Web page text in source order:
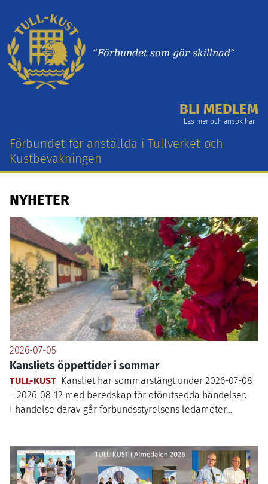
”Förbundet som gör skillnad”
BLI MEDLEM
Läs mer och ansök här
Förbundet för anställda i Tullverket och
Kustbevakningen
NYHETER
2026-07-05
Kansliets öppettider i sommar
TULL-KUST Kansliet har sommarstängt under 2026-07-08
– 2026-08-12 med beredskap för oförutsedda händelser.
I händelse därav går förbundsstyrelsens ledamöter…